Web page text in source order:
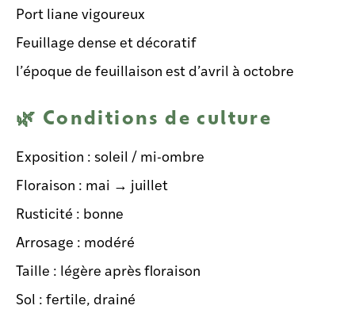
Port liane vigoureux
Feuillage dense et décoratif
l’époque de feuillaison est d’avril à octobre
🌿 Conditions de culture
Exposition : soleil / mi-ombre
Floraison : mai → juillet
Rusticité : bonne
Arrosage : modéré
Taille : légère après floraison
Sol : fertile, drainé